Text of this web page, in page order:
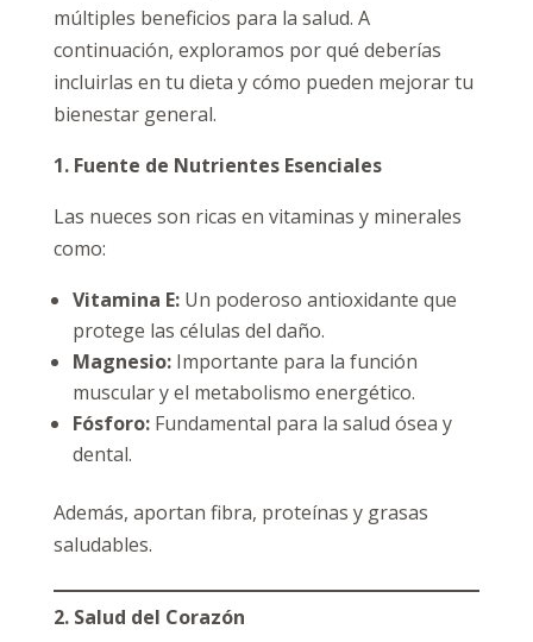
múltiples beneficios para la salud. A
continuación, exploramos por qué deberías
incluirlas en tu dieta y cómo pueden mejorar tu
bienestar general.
1. Fuente de Nutrientes Esenciales
Las nueces son ricas en vitaminas y minerales
como:
Vitamina E:Un poderoso antioxidante que
protege las células del daño.
Magnesio:Importante para la función
muscular y el metabolismo energético.
Fósforo:Fundamental para la salud ósea y
dental.
Además, aportan fibra, proteínas y grasas
saludables.
2. Salud del Corazón